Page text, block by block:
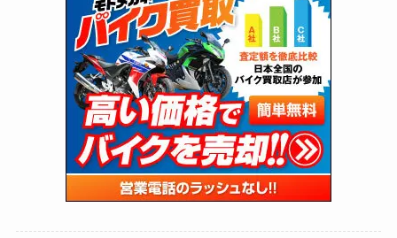
(34)
(5)
(12)
(63)
(109)
(25)
(24)
(47)
(15)
(5)
(62)
(4)
(6)
(17)
(5)
(131)
(38)
(131)
(167)
(85)
(21)
(61)
(171)
(98)
(13)
(60)
(274)
(171)
(38)
(47)
(59)
(141)
(254)
(204)
(23)
(33)
(34)
(35)
(41)
(415)
(16)
(170)
(27)
(147)
(13)
(19)
(12)
(16)